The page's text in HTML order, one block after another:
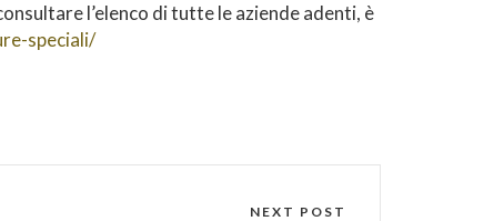
l’elenco di tutte le aziende adenti, è
speciali/
NEXT POST